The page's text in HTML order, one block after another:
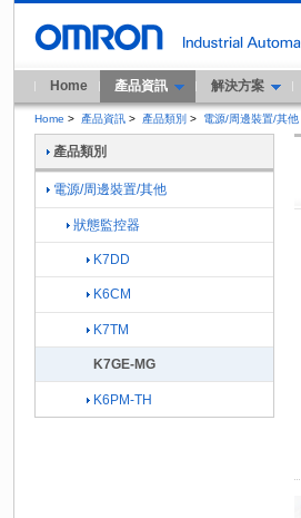
Home 產品資訊 解決方案
Home > 產品資訊 > 產品類別 > 電源/周邊裝置/其他
產品類別
電源/周邊裝置/其他
狀態監控器
K7DD
K6CM
K7TM
K7GE-MG
K6PM-TH